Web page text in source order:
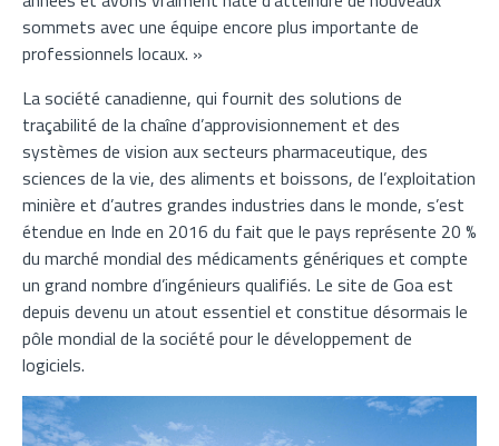
sommets avec une équipe encore plus importante de
professionnels locaux. »
La société canadienne, qui fournit des solutions de
traçabilité de la chaîne d’approvisionnement et des
systèmes de vision aux secteurs pharmaceutique, des
sciences de la vie, des aliments et boissons, de l’exploitation
minière et d’autres grandes industries dans le monde, s’est
étendue en Inde en 2016 du fait que le pays représente 20 %
du marché mondial des médicaments génériques et compte
un grand nombre d’ingénieurs qualifiés. Le site de Goa est
depuis devenu un atout essentiel et constitue désormais le
pôle mondial de la société pour le développement de
logiciels.